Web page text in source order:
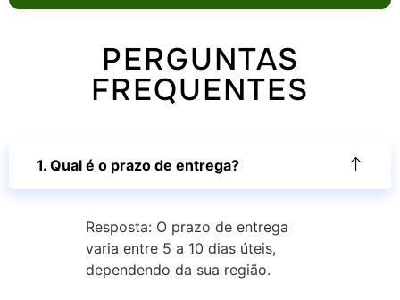
PERGUNTAS
FREQUENTES
1. Qual é o prazo de entrega?
Resposta: O prazo de entrega
varia entre 5 a 10 dias úteis,
dependendo da sua região.